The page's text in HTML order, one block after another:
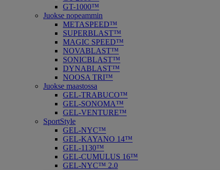
GT-1000™
Juokse nopeammin
METASPEED™
SUPERBLAST™
MAGIC SPEED™
NOVABLAST™
SONICBLAST™
DYNABLAST™
NOOSA TRI™
Juokse maastossa
GEL-TRABUCO™
GEL-SONOMA™
GEL-VENTURE™
SportStyle
GEL-NYC™
GEL-KAYANO 14™
GEL-1130™
GEL-CUMULUS 16™
GEL-NYC™ 2.0